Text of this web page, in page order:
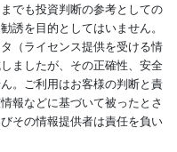
でも投資判断の参考としての
誘を目的としてはいません。
（ライセンス提供を受ける情
ましたが、その正確性、安全
。ご利用はお客様の判断と責
報などに基づいて被ったとさ
その情報提供者は責任を負い